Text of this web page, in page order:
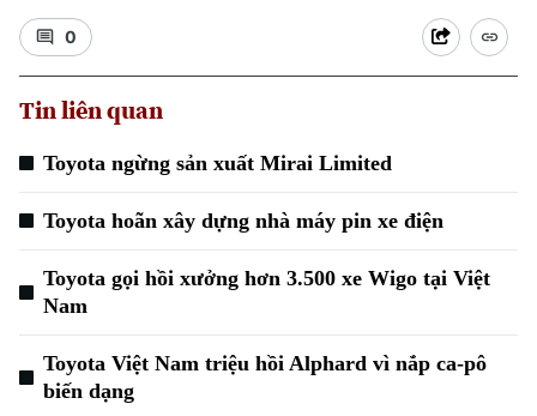
Chính trị
Nhịp sống Hà Nội
Người Hà Nội
Khoảnh khắc Hà Nội
Ẩm thực
Thế giới
Tin tức
Quân sự
Hồ sơ
Người Việt 4 phương
Kinh tế
Tài chính Ngân hàng
Doanh nghiệp
Đầu tư
Căn hộ
Tàu
Tin tức
Văn hóa
0
Tin liên quan
Toyota ngừng sản xuất Mirai Limited
Toyota hoãn xây dựng nhà máy pin xe điện
Toyota gọi hồi xưởng hơn 3.500 xe Wigo tại Việt
Nam
Toyota Việt Nam triệu hồi Alphard vì nắp ca-pô
biến dạng